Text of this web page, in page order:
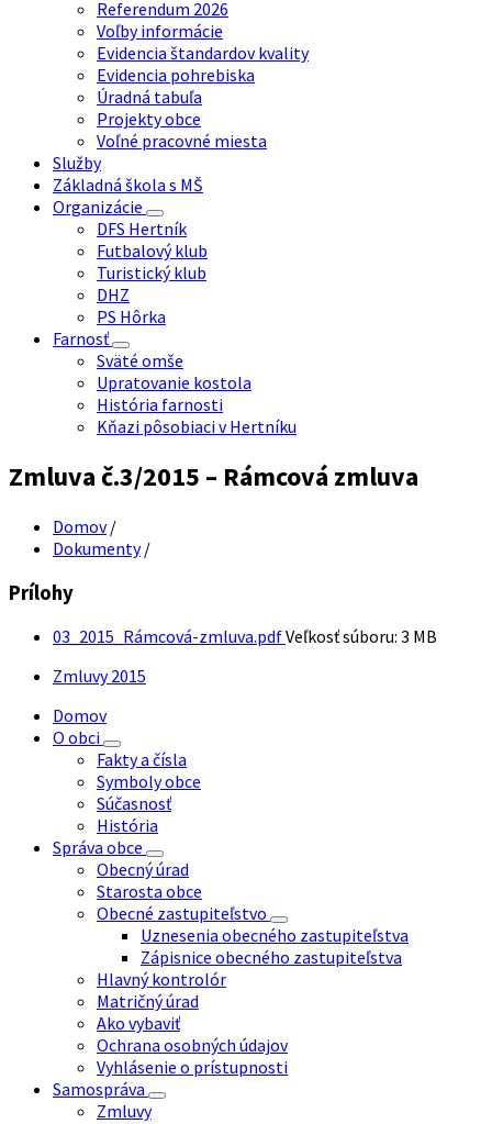
Referendum 2026
Voľby informácie
Evidencia štandardov kvality
Evidencia pohrebiska
Úradná tabuľa
Projekty obce
Voľné pracovné miesta
Služby
Základná škola s MŠ
Organizácie
DFS Hertník
Futbalový klub
Turistický klub
DHZ
PS Hôrka
Farnosť
Sväté omše
Upratovanie kostola
História farnosti
Kňazi pôsobiaci v Hertníku
Zmluva č.3/2015 – Rámcová zmluva
Domov /
Dokumenty /
Prílohy
03_2015_Rámcová-zmluva.pdfVeľkosť súboru: 3 MB
Zmluvy 2015
Domov
O obci
Fakty a čísla
Symboly obce
Súčasnosť
História
Správa obce
Obecný úrad
Starosta obce
Obecné zastupiteľstvo
Uznesenia obecného zastupiteľstva
Zápisnice obecného zastupiteľstva
Hlavný kontrolór
Matričný úrad
Ako vybaviť
Ochrana osobných údajov
Vyhlásenie o prístupnosti
Samospráva
Zmluvy